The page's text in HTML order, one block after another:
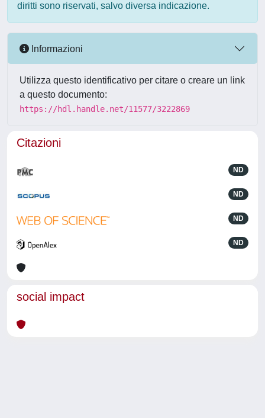
diritti sono riservati, salvo diversa indicazione.
Informazioni
Utilizza questo identificativo per citare o creare un link
a questo documento:
https://hdl.handle.net/11577/3222869
Citazioni
ND
ND
ND
ND
social impact